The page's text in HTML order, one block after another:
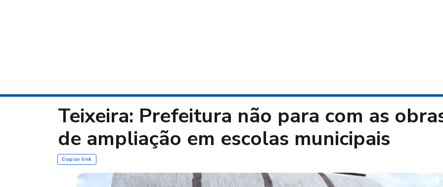
Teixeira: Prefeitura não para com as
de ampliação em escolas municipais
Copiar link